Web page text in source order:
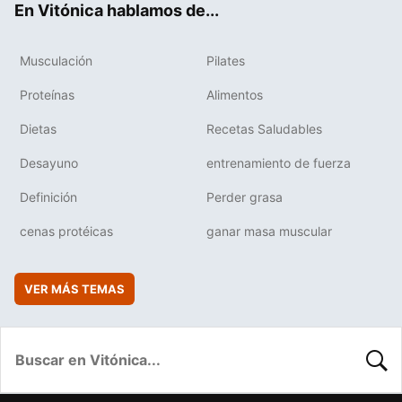
En Vitónica hablamos de...
Musculación Pilates
Proteínas Alimentos
Dietas Recetas Saludables
Desayuno entrenamiento de fuerza
Definición Perder grasa
cenas protéicas ganar masa muscular
VER MÁS TEMAS